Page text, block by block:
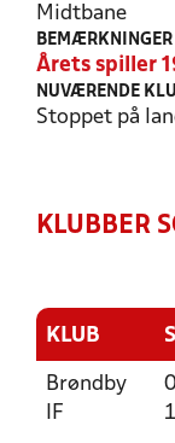
Midtbane
BEMÆRKNINGER
Årets spiller
NUVÆRENDE
Stoppet på
KLUBBER
KLUB
Brøndby
IF